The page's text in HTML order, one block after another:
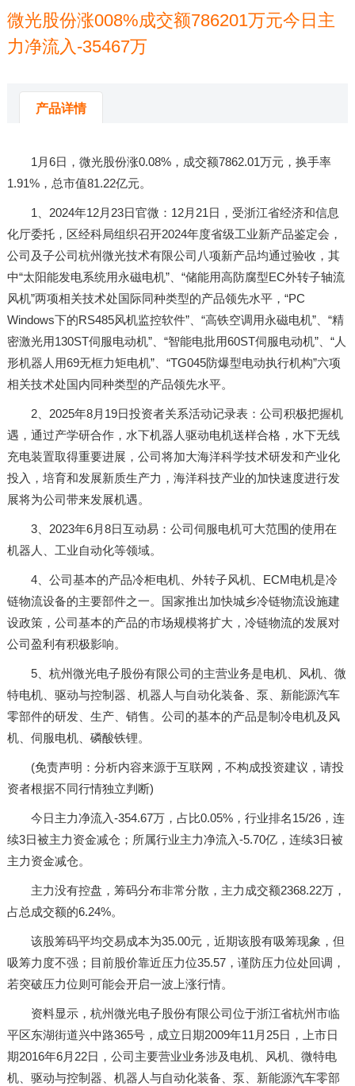
微光股份涨008%成交额786201万元今日主
力净流入-35467万
产品详情
1月6日，微光股份涨0.08%，成交额7862.01万元，换手率
1.91%，总市值81.22亿元。
1、2024年12月23日官微：12月21日，受浙江省经济和信息
化厅委托，区经科局组织召开2024年度省级工业新产品鉴定会，
公司及子公司杭州微光技术有限公司八项新产品均通过验收，其
中“太阳能发电系统用永磁电机”、“储能用高防腐型EC外转子轴流
风机”两项相关技术处国际同种类型的产品领先水平，“PC
Windows下的RS485风机监控软件”、“高铁空调用永磁电机”、“精
密激光用130ST伺服电动机”、“智能电批用60ST伺服电动机”、“人
形机器人用69无框力矩电机”、“TG045防爆型电动执行机构”六项
相关技术处国内同种类型的产品领先水平。
2、2025年8月19日投资者关系活动记录表：公司积极把握机
遇，通过产学研合作，水下机器人驱动电机送样合格，水下无线
充电装置取得重要进展，公司将加大海洋科学技术研发和产业化
投入，培育和发展新质生产力，海洋科技产业的加快速度进行发
展将为公司带来发展机遇。
3、2023年6月8日互动易：公司伺服电机可大范围的使用在
机器人、工业自动化等领域。
4、公司基本的产品冷柜电机、外转子风机、ECM电机是冷
链物流设备的主要部件之一。国家推出加快城乡冷链物流设施建
设政策，公司基本的产品的市场规模将扩大，冷链物流的发展对
公司盈利有积极影响。
5、杭州微光电子股份有限公司的主营业务是电机、风机、微
特电机、驱动与控制器、机器人与自动化装备、泵、新能源汽车
零部件的研发、生产、销售。公司的基本的产品是制冷电机及风
机、伺服电机、磷酸铁锂。
(免责声明：分析内容来源于互联网，不构成投资建议，请投
资者根据不同行情独立判断)
今日主力净流入-354.67万，占比0.05%，行业排名15/26，连
续3日被主力资金减仓；所属行业主力净流入-5.70亿，连续3日被
主力资金减仓。
主力没有控盘，筹码分布非常分散，主力成交额2368.22万，
占总成交额的6.24%。
该股筹码平均交易成本为35.00元，近期该股有吸筹现象，但
吸筹力度不强；目前股价靠近压力位35.57，谨防压力位处回调，
若突破压力位则可能会开启一波上涨行情。
资料显示，杭州微光电子股份有限公司位于浙江省杭州市临
平区东湖街道兴中路365号，成立日期2009年11月25日，上市日
期2016年6月22日，公司主要营业业务涉及电机、风机、微特电
机、驱动与控制器、机器人与自动化装备、泵、新能源汽车零部